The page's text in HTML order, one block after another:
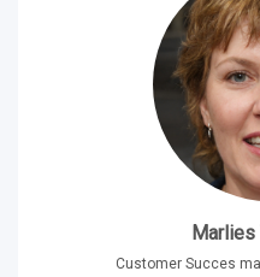
Customer Succes